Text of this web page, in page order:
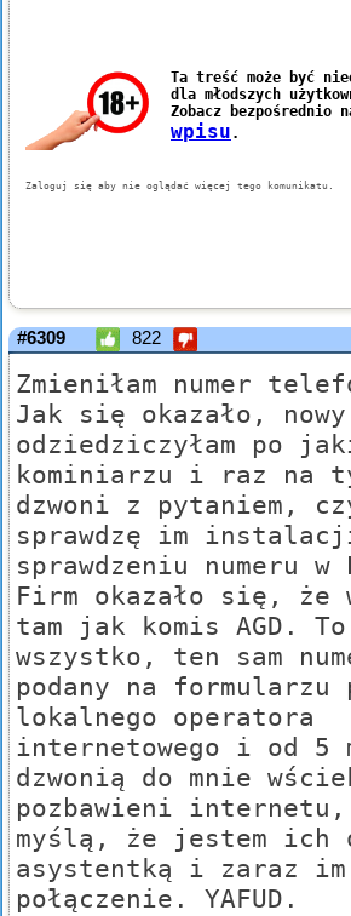
#6309 822
Zmieniłam numer
Jak się okazało, nowy
odziedziczyłam po
kominiarzu i raz na
dzwoni z pytaniem,
sprawdzę im
sprawdzeniu numeru w
Firm okazało się, że
tam jak komis AGD.
wszystko, ten sam
podany na formularzu
lokalnego operatora
internetowego i od 5
dzwonią do mnie
pozbawieni
myślą, że jestem ich
asystentką i zaraz im
połączenie. YAFUD.